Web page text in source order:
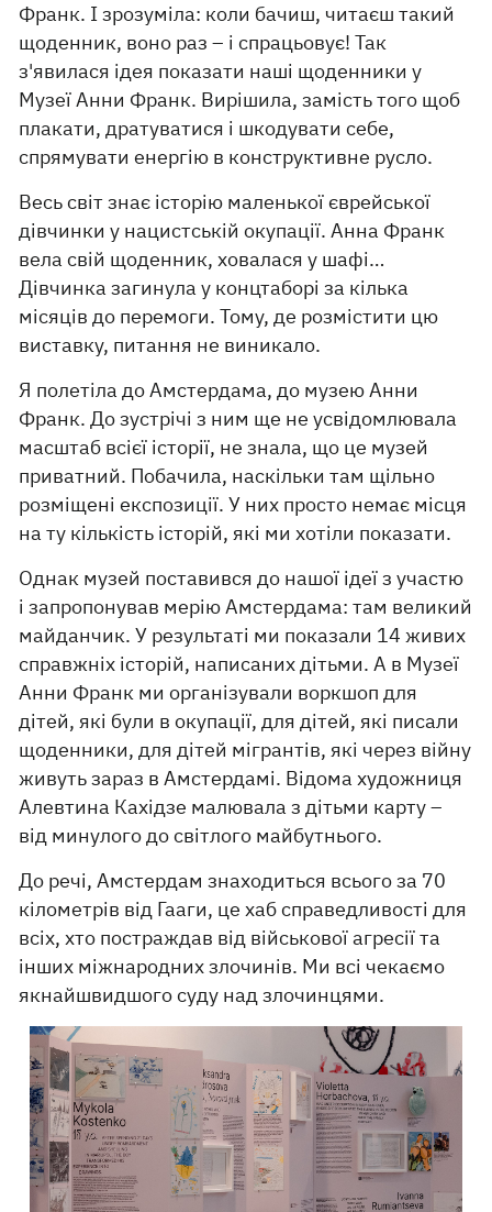
Франк. І зрозуміла: коли бачиш, читаєш такий
щоденник, воно раз – і спрацьовує! Так
з'явилася ідея показати наші щоденники у
Музеї Анни Франк. Вирішила, замість того щоб
плакати, дратуватися і шкодувати себе,
спрямувати енергію в конструктивне русло.
Весь світ знає історію маленької єврейської
дівчинки у нацистській окупації. Анна Франк
вела свій щоденник, ховалася у шафі…
Дівчинка загинула у концтаборі за кілька
місяців до перемоги. Тому, де розмістити цю
виставку, питання не виникало.
Я полетіла до Амстердама, до музею Анни
Франк. До зустрічі з ним ще не усвідомлювала
масштаб всієї історії, не знала, що це музей
приватний. Побачила, наскільки там щільно
розміщені експозиції. У них просто немає місця
на ту кількість історій, які ми хотіли показати.
Однак музей поставився до нашої ідеї з участю
і запропонував мерію Амстердама: там великий
майданчик. У результаті ми показали 14 живих
справжніх історій, написаних дітьми. А в Музеї
Анни Франк ми організували воркшоп для
дітей, які були в окупації, для дітей, які писали
щоденники, для дітей мігрантів, які через війну
живуть зараз в Амстердамі. Відома художниця
Алевтина Кахідзе малювала з дітьми карту –
від минулого до світлого майбутнього.
До речі, Амстердам знаходиться всього за 70
кілометрів від Гааги, це хаб справедливості для
всіх, хто постраждав від військової агресії та
інших міжнародних злочинів. Ми всі чекаємо
якнайшвидшого суду над злочинцями.